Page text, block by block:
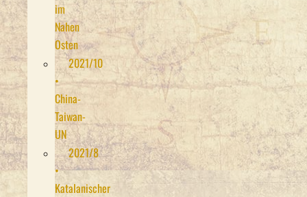
im
Nahen
Osten
2021/10
•
China-
Taiwan-
UN
2021/8
•
Katalanischer